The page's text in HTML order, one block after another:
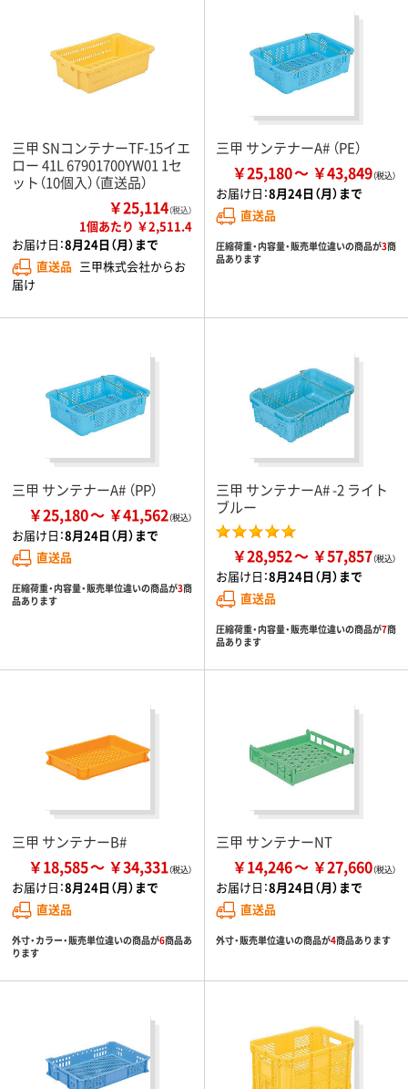
三甲 SNコンテナーTF-15イエ
ロー 41L 67901700YW01 1セ
ット（10個入）（直送品）
￥25,114（税込）
1個あたり ￥2,511.4
お届け日：8月24日（月）まで
直送品 三甲株式会社からお
届け
三甲 サンテナーA# （PE）
￥25,180 ￥43,849
お届け日：8月24日（月）まで
直送品
圧縮荷重・内容量・販売単位違いの商品が3商
品あります
三甲 サンテナーA# （PP）
￥25,180 ￥41,562
お届け日：8月24日（月）まで
直送品
圧縮荷重・内容量・販売単位違いの商品が3商
品あります
三甲 サンテナーA# -2 ライト
ブルー
￥28,952 ￥57,857
お届け日：8月24日（月）まで
直送品
圧縮荷重・内容量・販売単位違いの商品が7商
品あります
三甲 サンテナーB#
￥18,585 ￥34,331
お届け日：8月24日（月）まで
直送品
外寸・カラー・販売単位違いの商品が6商品あ
ります
三甲 サンテナーNT
￥14,246 ￥27,660
お届け日：8月24日（月）まで
直送品
外寸・販売単位違いの商品が4商品あります